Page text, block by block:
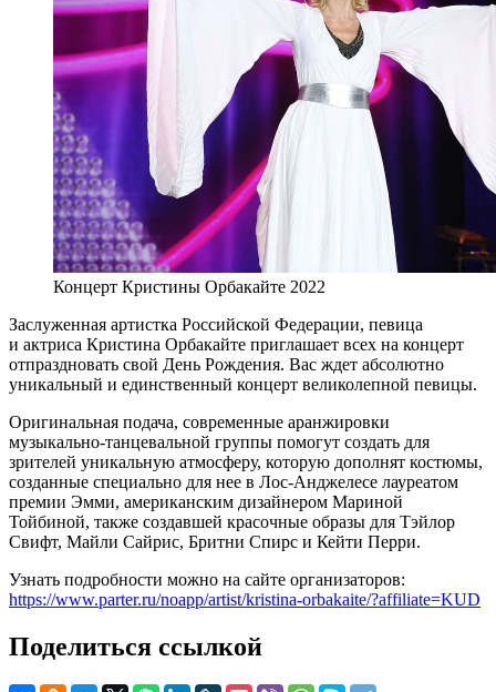
Концерт Кристины Орбакайте 2022
Заслуженная артистка Российской Федерации, певица
и актриса Кристина Орбакайте приглашает всех на концерт
отпраздновать свой День Рождения. Вас ждет абсолютно
уникальный и единственный концерт великолепной певицы.
Оригинальная подача, современные аранжировки
музыкально-танцевальной группы помогут создать для
зрителей уникальную атмосферу, которую дополнят костюмы,
созданные специально для нее в Лос-Анджелесе лауреатом
премии Эмми, американским дизайнером Мариной
Тойбиной, также создавшей красочные образы для Тэйлор
Свифт, Майли Сайрис, Бритни Спирс и Кейти Перри.
Узнать подробности можно на сайте организаторов:
https://www.parter.ru/noapp/artist/kristina-orbakaite/?affiliate=KUD
Поделиться ссылкой